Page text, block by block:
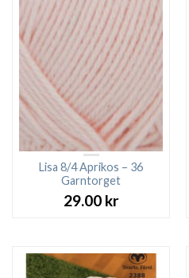
Lisa 8/4 Aprikos – 36
Garntorget
29.00 kr